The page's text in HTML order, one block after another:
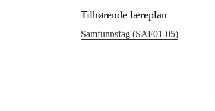
Tilhørende læreplan
Samfunnsfag (SAF01‑05)